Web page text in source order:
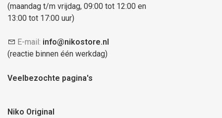
(maandag t/m vrijdag, 09:00 tot 12:00 en
13:00 tot 17:00 uur)
E-mail: info@nikostore.nl
(reactie binnen één werkdag)
Veelbezochte pagina's
Niko Original